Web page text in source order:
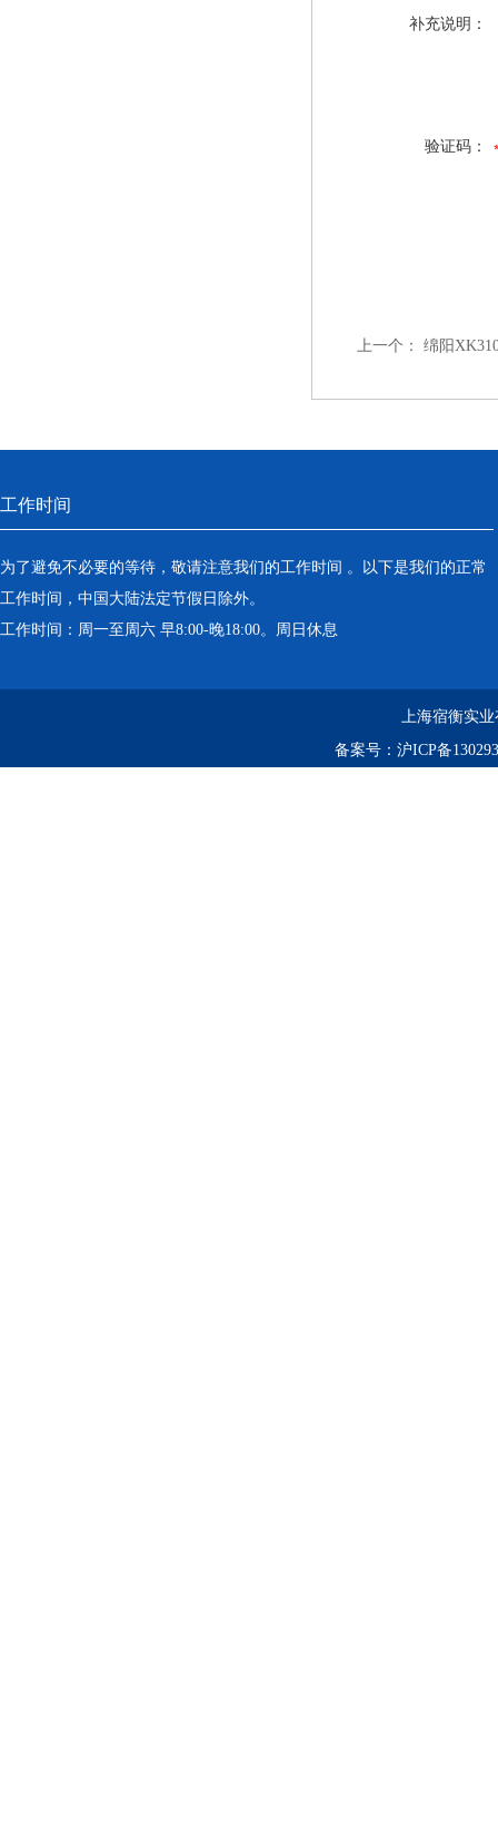
补充说明：
验证码：
上一个： 绵阳
工作时间
为了避免不必要的等待，敬请注意我们的工作时间 。以下是我们的正常
工作时间，中国大陆法定节假日除外。
工作时间：周一至周六 早8:00-晚18:00。周日休息
上海宿衡实
备案号： 沪ICP备